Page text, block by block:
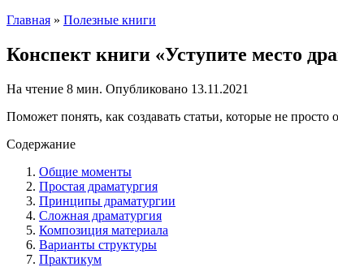
Главная » Полезные книги
Конспект книги «Уступите место
На чтение 8 мин. Опубликовано 13.11.2021
Поможет понять, как создавать статьи, которые не
Содержание
Общие моменты
Простая драматургия
Принципы драматургии
Сложная драматургия
Композиция материала
Варианты структуры
Практикум